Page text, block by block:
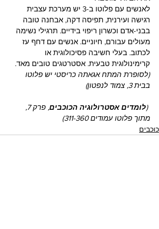
לאנשים עם פלוטו ב-3 יש מערכת עצבית
רגישה ועירנית, תפיסה דקה, אבחנה טובה
בבני-אדם וכשרון ריפוי בידיים. תרגילי נשימה
מעולים עבורם, חיוניים. אנשים עם דחף עז
לכתוב. בעלי חשיבה פסיכולוגית או
קרימינולוגית טבעית. אסטרטגים טובים מאד.
(לסופרת המתח אגאתה כריסטי יש פלוטו
בבית 3, צמוד לנפטון)
(לומדים אסטרולוגיה הכוכבים
, פרק 7,
מתוך פלוטו עמודים 311-360)
כוכבים